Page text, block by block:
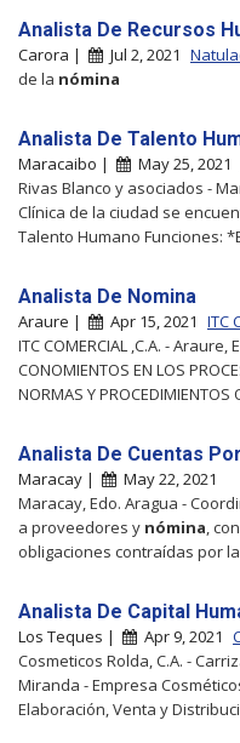
Analista De Recursos
Carora | Jul 2, 2021
de la nómina
Analista De Talento
Maracaibo | May 25, 2021
Rivas Blanco y asociados -
Clínica de la ciudad se
Talento Humano Funciones:
Analista De Nomina
Araure | Apr 15, 2021 ITC
ITC COMERCIAL ,C.A. -
CONOMIENTOS EN LOS
NORMAS Y PROCEDIMIENTOS
Analista De Cuentas
Maracay |
May 22, 2021
Maracay, Edo. Aragua -
a proveedores y nómina ,
obligaciones contraídas por
Analista De Capital
Los Teques | Apr 9, 2021
Cosmeticos Rolda, C.A. -
Miranda - Empresa
Elaboración, Venta y